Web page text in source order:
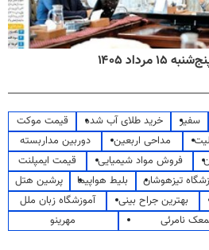
۱۴۰۵
سفیر خرید طلای آب شده
قیمت موکت
مداحی اربعین
دوربین مداربسته
فروش مواد شیمیایی
قیمت ایمپلنت
تیزهوشان بلیط هواپیما
پرشین هتل
بهترین جراح بینی
آموزشگاه زبان ملل
نامرئی
مهرینو